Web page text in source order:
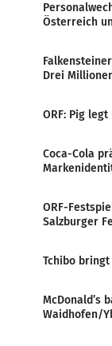
Österreich
Drei
ORF: Pig
Coca-Cola
ORF-
Salzburger
Tchibo
McDonald’s
Waidhofen/